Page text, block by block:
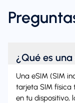
¿Qué es una
Una eSIM (SIM
tarjeta SIM física
en tu dispositivo,